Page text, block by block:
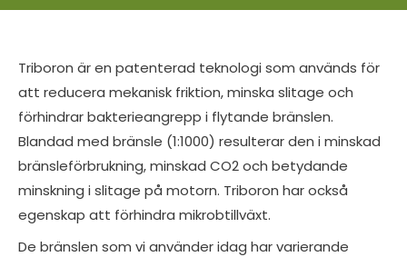
Triboron är en patenterad teknologi som används för
att reducera mekanisk friktion, minska slitage och
förhindrar bakterieangrepp i flytande bränslen.
Blandad med bränsle (1:1000) resulterar den i minskad
bränsleförbrukning, minskad CO2 och betydande
minskning i slitage på motorn. Triboron har också
egenskap att förhindra mikrobtillväxt.
De bränslen som vi använder idag har varierande